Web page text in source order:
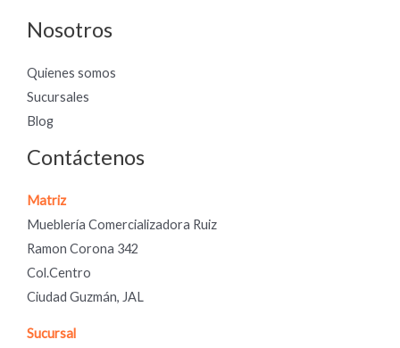
Nosotros
Quienes somos
Sucursales
Blog
Contáctenos
Matriz
Mueblería Comercializadora Ruiz
Ramon Corona 342
Col.Centro
Ciudad Guzmán, JAL
Sucursal